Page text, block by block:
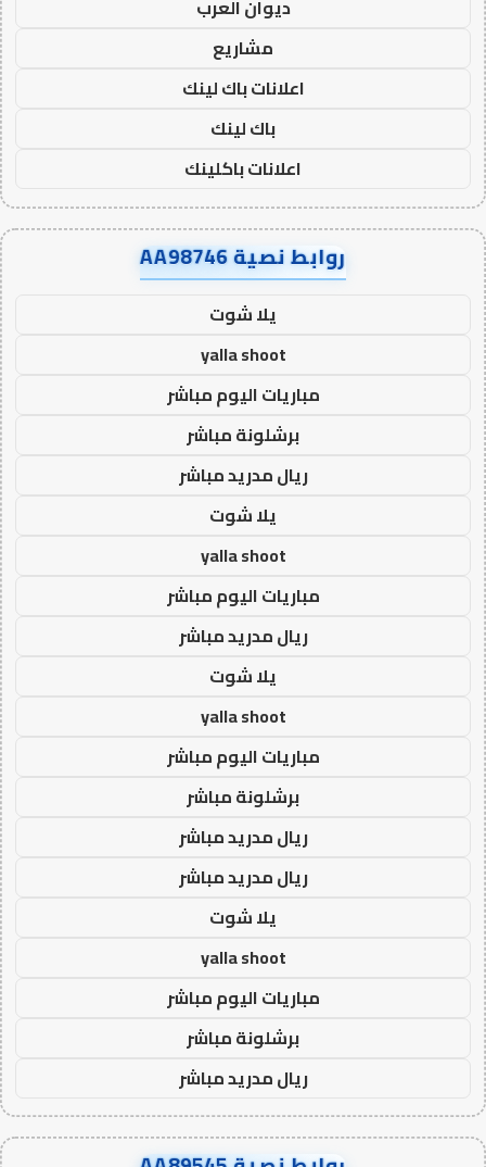
ديوان العرب
مشاريع
اعلانات باك لينك
باك لينك
اعلانات باكلينك
روابط نصية AA98746
يلا شوت
yalla shoot
مباريات اليوم مباشر
برشلونة مباشر
ريال مدريد مباشر
يلا شوت
yalla shoot
مباريات اليوم مباشر
ريال مدريد مباشر
يلا شوت
yalla shoot
مباريات اليوم مباشر
برشلونة مباشر
ريال مدريد مباشر
ريال مدريد مباشر
يلا شوت
yalla shoot
مباريات اليوم مباشر
برشلونة مباشر
ريال مدريد مباشر